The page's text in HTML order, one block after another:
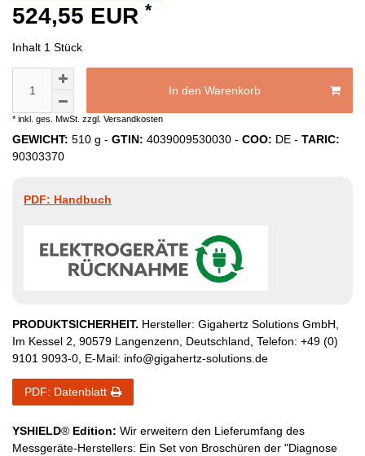
524,55 EUR *
Inhalt 1 Stück
In den Warenkorb
* inkl. ges. MwSt. zzgl. Versandkosten
GEWICHT: 510 g - GTIN: 4039009530030 - COO: DE - TARIC:
90303370
PDF: Handbuch
PRODUKTSICHERHEIT. Hersteller: Gigahertz Solutions GmbH
Im Kessel 2 90579 Langenzenn Deutschland , Telefon: +49 (0)
9101 9093-0 , E-Mail: info@gigahertz-solutions.de
PDF: Datenblatt
YSHIELD® Edition: Wir erweitern den Lieferumfang des
Messgeräte-Herstellers: Ein Set von Broschüren der "Diagnose